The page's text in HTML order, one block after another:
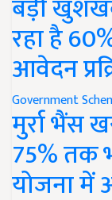
बड़ी
रहा है
आवेदन
Government
मुर्रा भैंस
75% तक
योजना में